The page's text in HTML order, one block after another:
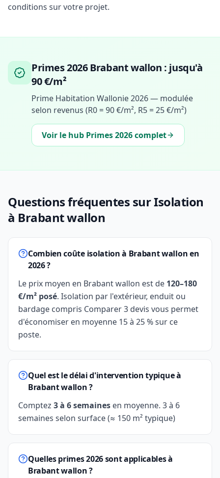
conditions sur votre projet.
Primes 2026 Brabant wallon : jusqu'à
90 €/m²
Prime Habitation Wallonie 2026 — modulée
selon revenus (R0 = 90 €/m², R5 = 25 €/m²)
Voir le hub Primes 2026 complet
Questions fréquentes sur Isolation
à Brabant wallon
Combien coûte isolation à Brabant wallon en
2026 ?
Le prix moyen en Brabant wallon est de 120–180
€/m² posé. Isolation par l'extérieur, enduit ou
bardage compris Comparer 3 devis vous permet
d'économiser en moyenne 15 à 25 % sur ce
poste.
Quel est le délai d'intervention typique à
Brabant wallon ?
Comptez 3 à 6 semaines en moyenne. 3 à 6
semaines selon surface (≈ 150 m² typique)
Quelles primes 2026 sont applicables à
Brabant wallon ?